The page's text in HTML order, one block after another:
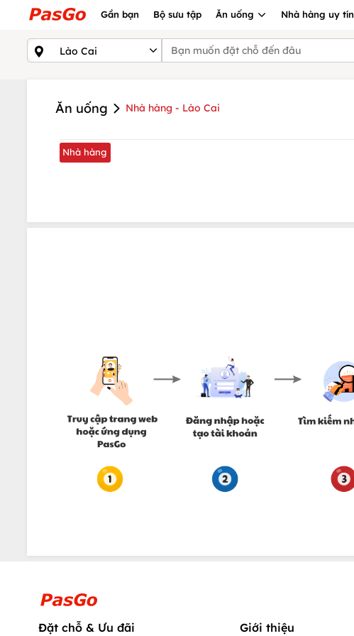
Gần bạn Bộ sưu tập Ăn uống Nhà hàng uy tín
Ăn uống Nhà hàng - Lào Cai
Nhà hàng
Đặt chỗ & Ưu đãi Giới thiệu